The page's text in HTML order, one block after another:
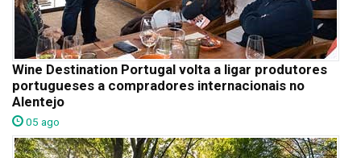
Wine Destination Portugal volta a ligar produtores
portugueses a compradores internacionais no
Alentejo
05 ago